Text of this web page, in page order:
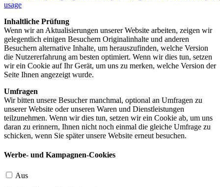
usage
Inhaltliche Prüfung
Wenn wir an Aktualisierungen unserer Website arbeiten, zeigen wir
gelegentlich einigen Besuchern Originalinhalte und anderen
Besuchern alternative Inhalte, um herauszufinden, welche Version
die Nutzererfahrung am besten optimiert. Wenn wir dies tun, setzen
wir ein Cookie auf Ihr Gerät, um uns zu merken, welche Version der
Seite Ihnen angezeigt wurde.
Umfragen
Wir bitten unsere Besucher manchmal, optional an Umfragen zu
unserer Website oder unseren Waren und Dienstleistungen
teilzunehmen. Wenn wir dies tun, setzen wir ein Cookie ab, um uns
daran zu erinnern, Ihnen nicht noch einmal die gleiche Umfrage zu
schicken, wenn Sie später unsere Website erneut besuchen.
Werbe- und Kampagnen-Cookies
Aus